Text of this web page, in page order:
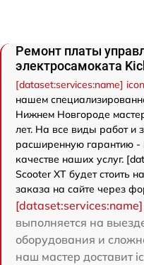
Ремонт платы
электросамоката
[dataset:services:name]
нашем
Нижнем Новгороде
лет. На все виды работ и
расширенную гарантию -
качестве наших услуг.
Scooter XT будет стоить
заказа на сайте через
выполняется на
оборудования и
наш мастер доставит